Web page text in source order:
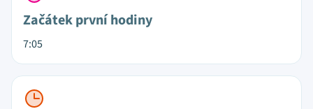
Začátek první hodiny
7:05